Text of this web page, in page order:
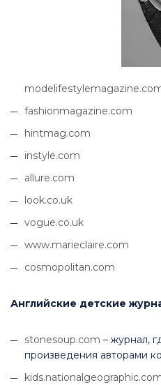
fashionmagazine.com
hintmag.com
instyle.com
allure.com
look.co.uk
vogue.co.uk
www.marieclaire.com
cosmopolitan.com
Английские детские
stonesoup.com – журнал,
произведения авторами